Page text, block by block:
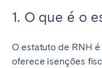
1. O que é o
O estatuto de RNH
oferece isenções